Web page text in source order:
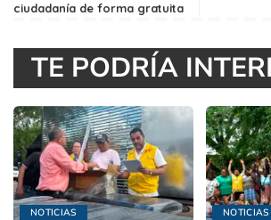
ciudadanía de forma gratuita
TE PODRÍA
NOTICIAS
NOTICIAS